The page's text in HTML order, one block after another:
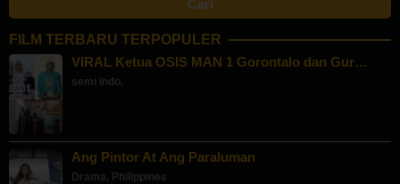
FILM TERBARU TERPOPULER
VIRAL Ketua OSIS MAN 1 Gorontalo dan Gur…
semi indo,
Ang Pintor At Ang Paraluman
Drama, Philippines